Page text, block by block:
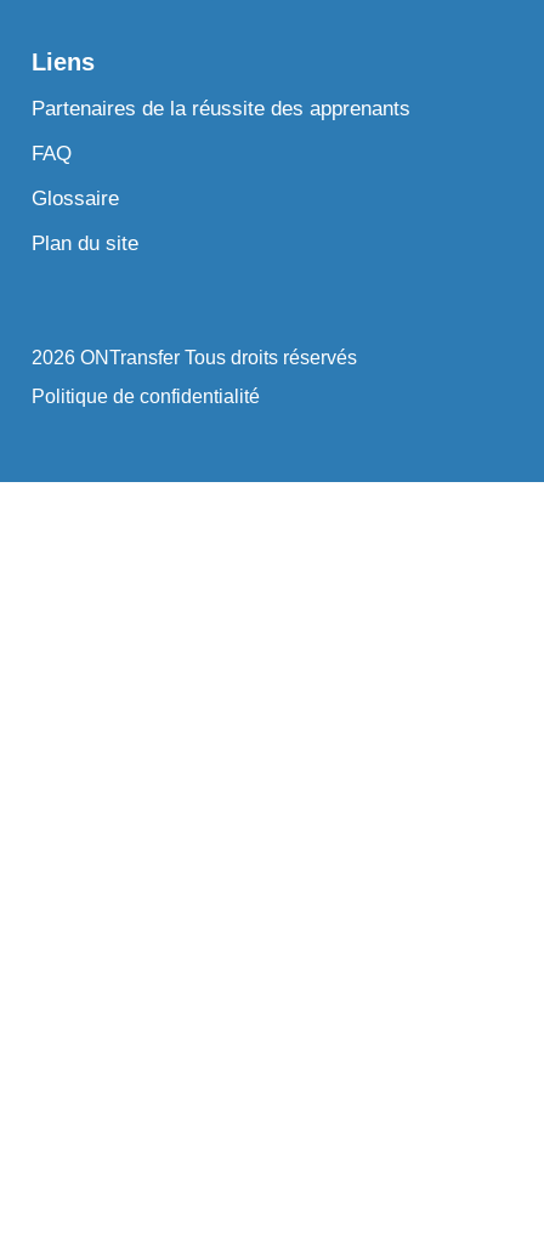
Liens
Partenaires de la réussite des apprenants
FAQ
Glossaire
Plan du site
2026 ONTransfer Tous droits réservés
Politique de confidentialité